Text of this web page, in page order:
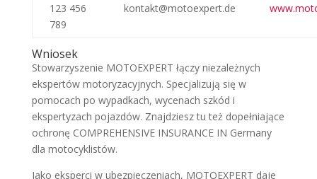
123 456
789
kontakt@motoexpert.de
Wniosek
Stowarzyszenie MOTOEXPERT łączy niezależnych
ekspertów motoryzacyjnych. Specjalizują się w
pomocach po wypadkach, wycenach szkód i
ekspertyzach pojazdów. Znajdziesz tu też dopełniające
ochronę COMPREHENSIVE INSURANCE IN Germany
dla motocyklistów.
Jako eksperci w ubezpieczeniach, MOTOEXPERT daje